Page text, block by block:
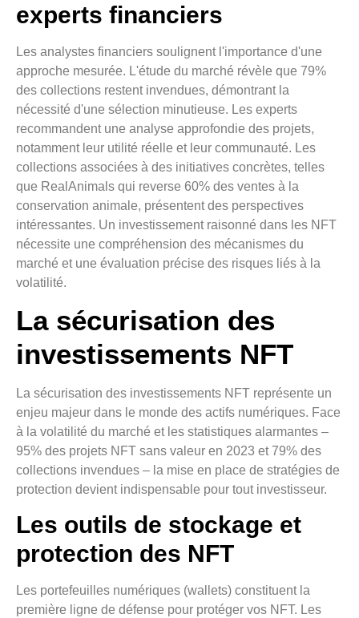
experts financiers
Les analystes financiers soulignent l'importance d'une
approche mesurée. L'étude du marché révèle que 79%
des collections restent invendues, démontrant la
nécessité d'une sélection minutieuse. Les experts
recommandent une analyse approfondie des projets,
notamment leur utilité réelle et leur communauté. Les
collections associées à des initiatives concrètes, telles
que RealAnimals qui reverse 60% des ventes à la
conservation animale, présentent des perspectives
intéressantes. Un investissement raisonné dans les NFT
nécessite une compréhension des mécanismes du
marché et une évaluation précise des risques liés à la
volatilité.
La sécurisation des
investissements NFT
La sécurisation des investissements NFT représente un
enjeu majeur dans le monde des actifs numériques. Face
à la volatilité du marché et les statistiques alarmantes –
95% des projets NFT sans valeur en 2023 et 79% des
collections invendues – la mise en place de stratégies de
protection devient indispensable pour tout investisseur.
Les outils de stockage et
protection des NFT
Les portefeuilles numériques (wallets) constituent la
première ligne de défense pour protéger vos NFT. Les